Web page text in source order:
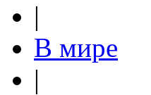
|
В мире
|